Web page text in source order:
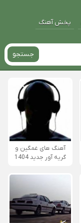
پخش آهنگ
جستجو
آهنگ های غمگین و
گریه آور جدید 1404